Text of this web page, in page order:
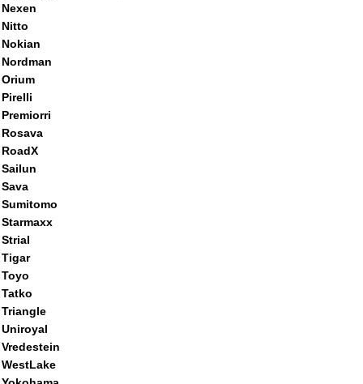
Nexen
Nitto
Nokian
Nordman
Orium
Pirelli
Premiorri
Rosava
RoadX
Sailun
Sava
Sumitomo
Starmaxx
Strial
Tigar
Toyo
Tatko
Triangle
Uniroyal
Vredestein
WestLake